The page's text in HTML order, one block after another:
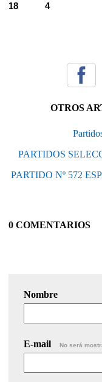
18
4
OTROS
PARTIDOS
PARTIDO Nº 572
0 COMENTARIOS
Nombre
E-mail No será